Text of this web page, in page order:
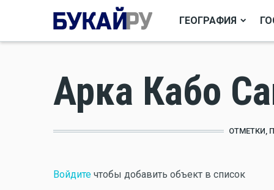
ГЕОГРАФИЯ
Арка Кабо
ОТМЕТКИ,
Войдите чтобы добавить объект в список